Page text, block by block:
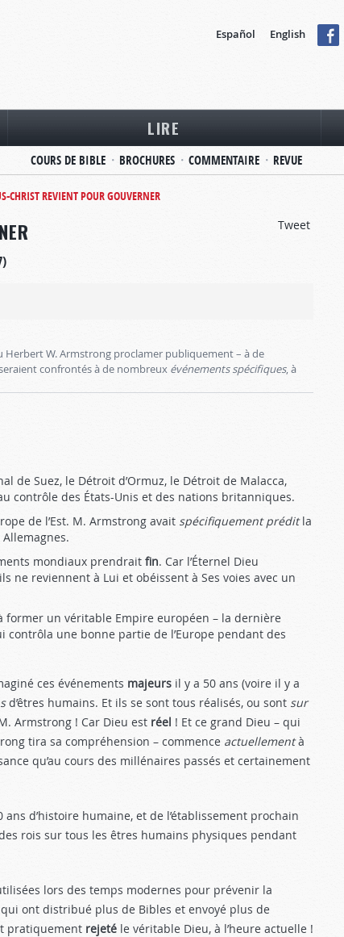
Español English
LIRE
COURS DE BIBLE BROCHURES COMMENTAIRE REVUE
CHRIST REVIENT POUR GOUVERNER
Tweet
Herbert W. Armstrong proclamer publiquement – à de
confrontés à de nombreux évé­nements spécifiques, à
de Suez, le Dé­troit d’Ormuz, le Détroit de Malacca,
contrôle des États-Unis et des nations britanniques.
de l’Est. M. Armstrong avait spécifiquement préditla
mondiaux prendrait fin. Car l’Éternel Dieu
ne reviennent à Lui et obéissent à Ses voies avec un
former un véritable Empire eu­ropéen – la dernière
une bonne partie de l’Europe pendant des
ces événements majeurs il y a 50 ans (voire il y a
d’êtres humains. Et ils se sont tous réalisés, ou sont sur
Armstrong ! Car Dieu est réel ! Et ce grand Dieu – qui
tira sa compréhension – commence actuellementà
qu’au cours des millé­naires passés et certainement
d’histoire humaine, et de l’établis­sement prochain
rois sur tous les êtres hu­mains physiques pendant
lors des temps modernes pour prévenir la
ont distribué plus de Bibles et envoyé plus de
pratiquement rejeté le véri­table Dieu, à l’heure actuelle !